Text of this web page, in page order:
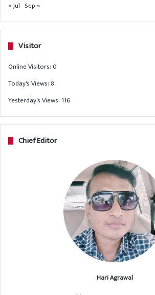
« Jul Sep »
Visitor
Online Visitors:0
Today's Views:8
Yesterday's Views: 116
Chief Editor
Hari Agrawal